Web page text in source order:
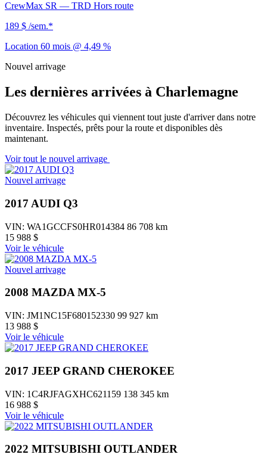
CrewMax SR — TRD Hors route
189 $ /sem.*
Location 60 mois @ 4,49 %
Nouvel arrivage
Les dernières arrivées à Charlemagne
Découvrez les véhicules qui viennent tout juste d'arriver dans notre
inventaire. Inspectés, prêts pour la route et disponibles dès
maintenant.
Voir tout le nouvel arrivage
Nouvel arrivage
2017 AUDI Q3
VIN: WA1GCCFS0HR014384 86 708 km
15 988 $
Voir le véhicule
Nouvel arrivage
2008 MAZDA MX-5
VIN: JM1NC15F680152330 99 927 km
13 988 $
Voir le véhicule
2017 JEEP GRAND CHEROKEE
VIN: 1C4RJFAGXHC621159 138 345 km
16 988 $
Voir le véhicule
2022 MITSUBISHI OUTLANDER